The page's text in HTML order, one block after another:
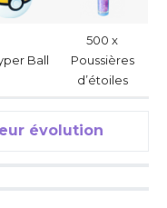
Ball
500 x
Poussières
d’étoiles
évolution